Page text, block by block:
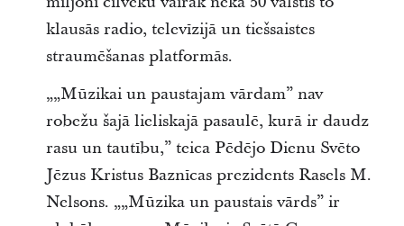
klausās radio, televīzijā un tiešsaistes
straumēšanas platformās.
„„Mūzikai un paustajam vārdam” nav
robežu šajā lieliskajā pasaulē, kurā ir daudz
rasu un tautību,” teica Pēdējo Dienu Svēto
Jēzus Kristus Baznīcas prezidents Rasels M.
Nelsons. „„Mūzika un paustais vārds” ir